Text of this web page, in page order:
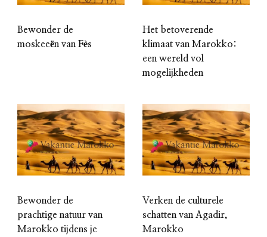
Bewonder de
moskeeën van Fès
Het betoverende
klimaat van Marokko:
een wereld vol
mogelijkheden
Bewonder de
prachtige natuur van
Marokko tijdens je
Verken de culturele
schatten van Agadir,
Marokko